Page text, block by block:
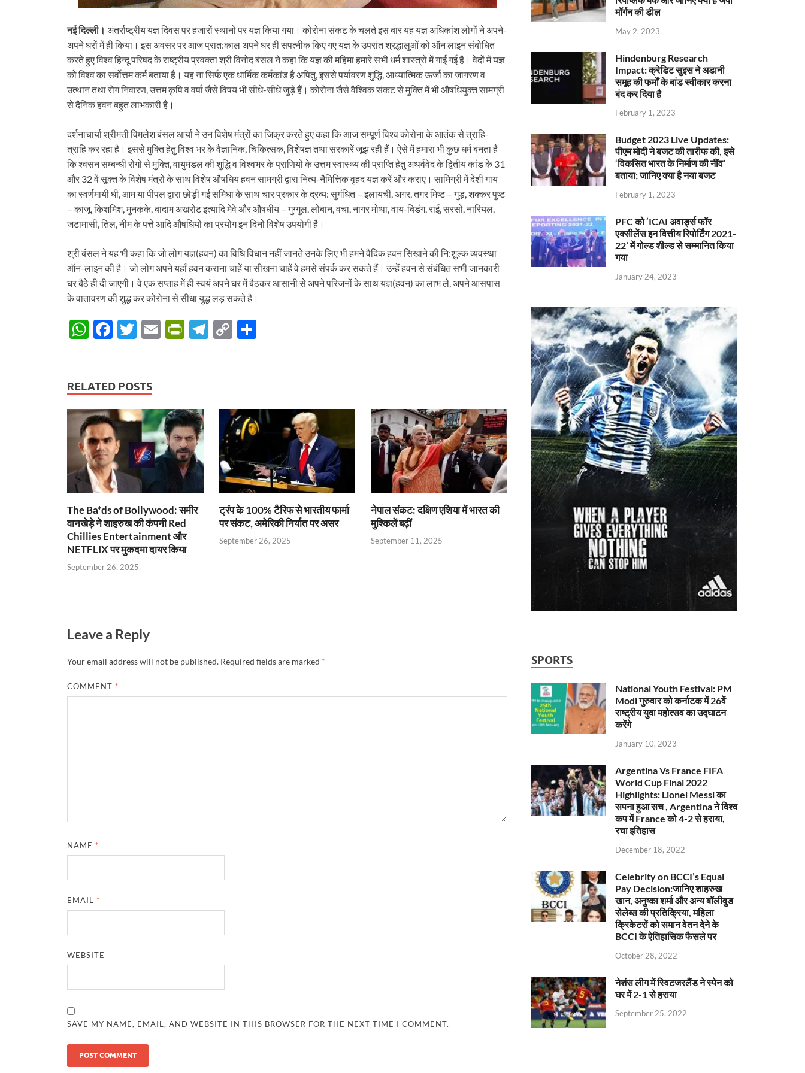
नई दिल्ली। अंतर्राष्ट्रीय यज्ञ दिवस पर हजारों स्थानों पर यज्ञ किया गया। कोरोना संकट के चलते इस बार यह यज्ञ अधिकांश लोगों ने अपने-
अपने घरों में ही किया। इस अवसर पर आज प्रात:काल अपने घर ही सपत्नीक किए गए यज्ञ के उपरांत श्रद्धालुओं को ऑन लाइन संबोधित
करते हुए विश्व हिन्दू परिषद के राष्ट्रीय प्रवक्ता श्री विनोद बंसल ने कहा कि यज्ञ की महिमा हमारे सभी धर्म शास्त्रों में गाई गई है। वेदों में यज्ञ
को विश्व का सर्वोत्तम कर्म बताया है। यह ना सिर्फ एक धार्मिक कर्मकांड है अपितु, इससे पर्यावरण शुद्धि, आध्यात्मिक ऊर्जा का जागरण व
उत्थान तथा रोग निवारण, उत्तम कृषि व वर्षा जैसे विषय भी सीधे-सीधे जुड़े हैं। कोरोना जैसे वैश्विक संकट से मुक्ति में भी औषधियुक्त सामग्री
से दैनिक हवन बहुत लाभकारी है।
दर्शनाचार्या श्रीमती विमलेश बंसल आर्या ने उन विशेष मंत्रों का जिक्र करते हुए कहा कि आज सम्पूर्ण विश्व कोरोना के आतंक से त्राहि-
त्राहि कर रहा है। इससे मुक्ति हेतु विश्व भर के वैज्ञानिक, चिकित्सक, विशेषज्ञ तथा सरकारें जूझ रही हैं। ऐसे में हमारा भी कुछ धर्म बनता है
कि श्वसन सम्बन्धी रोगों से मुक्ति, वायुमंडल की शुद्धि व विश्वभर के प्राणियों के उत्तम स्वास्थ्य की प्राप्ति हेतु अथर्ववेद के द्वितीय कांड के 31
और 32 वें सूक्त के विशेष मंत्रों के साथ विशेष औषधिय हवन सामग्री द्वारा नित्य-नैमित्तिक वृहद यज्ञ करें और कराए। सामिग्री में देशी गाय
का स्वर्णमायी घी, आम या पीपल द्वारा छोड़ी गई समिधा के साथ चार प्रकार के द्रव्य: सुगंधित – इलायची, अगर, तगर मिष्ट – गुड़, शक्कर पुष्ट
– काजू, किशमिश, मुनकके, बादाम अखरोट इत्यादि मेवे और औषधीय – गुग्गुल, लोबान, वचा, नागर मोथा, वाय-बिडंग, राई, सरसों, नारियल,
जटामासी, तिल, नीम के पत्ते आदि औषधियों का प्रयोग इन दिनों विशेष उपयोगी है।
श्री बंसल ने यह भी कहा कि जो लोग यज्ञ(हवन) का विधि विधान नहीं जानते उनके लिए भी हमने वैदिक हवन सिखाने की नि:शुल्क व्यवस्था
ऑन-लाइन की है। जो लोग अपने यहाँ हवन कराना चाहें या सीखना चाहें वे हमसे संपर्क कर सकते हैं। उन्हें हवन से संबंधित सभी जानकारी
घर बैठे ही दी जाएगी। वे एक सप्ताह में ही स्वयं अपने घर में बैठकर आसानी से अपने परिजनों के साथ यज्ञ(हवन) का लाभ ले, अपने आसपास
के वातावरण की शुद्ध कर कोरोना से सीधा युद्ध लड़ सकते है।
W
s
A
p
p
F
b
o
o
k
T
er
E
P
ie
n
dl
y
T
C
Li
n
k
RELATED POSTS
The Ba*ds of Bollywood: समीर
वानखेड़े ने शाहरुख की कंपनी Red
Chillies Entertainment और
NETFLIX पर मुकदमा दायर किया
September 26, 2025
ट्रंप के 100% टैरिफ से भारतीय फार्मा
पर संकट, अमेरिकी निर्यात पर असर
September 26, 2025
नेपाल संकट: दक्षिण एशिया में भारत की
मुश्किलें बढ़ीं
September 11, 2025
Leave a Reply
Your email address will not be published. Required fields are marked *
COMMENT *
NAME *
EMAIL *
WEBSITE
SAVE MY NAME, EMAIL, AND WEBSITE IN THIS BROWSER FOR THE NEXT TIME I COMMENT.
मॉर्गन की डील
May 2, 2023
Hindenburg Research
Impact: क्रेडिट सुइस ने अडानी
समूह की फर्मों के बांड स्वीकार करना
बंद कर दिया है
February 1, 2023
Budget 2023 Live Updates:
पीएम मोदी ने बजट की तारीफ की, इसे
‘विकसित भारत के निर्माण की नींव’
बताया; जानिए क्या है नया बजट
February 1, 2023
PFC को ‘ICAI अवार्ड्स फॉर
एक्सीलेंस इन वित्तीय रिपोर्टिंग 2021-
22’ में गोल्ड शील्ड से सम्मानित किया
गया
January 24, 2023
SPORTS
National Youth Festival: PM
Modi गुरुवार को कर्नाटक में 26वें
राष्ट्रीय युवा महोत्सव का उद्घाटन
करेंगे
January 10, 2023
Argentina Vs France FIFA
World Cup Final 2022
Highlights: Lionel Messi का
सपना हुआ सच , Argentina ने विश्व
कप में France को 4-2 से हराया,
रचा इतिहास
December 18, 2022
Celebrity on BCCI’s Equal
Pay Decision:जानिए शाहरुख
खान, अनुष्का शर्मा और अन्य बॉलीवुड
सेलेब्स की प्रतिक्रिया, महिला
क्रिकेटरों को समान वेतन देने के
BCCI के ऐतिहासिक फैसले पर
October 28, 2022
नेशंस लीग में स्विटजरलैंड ने स्पेन को
घर में 2-1 से हराया
September 25, 2022